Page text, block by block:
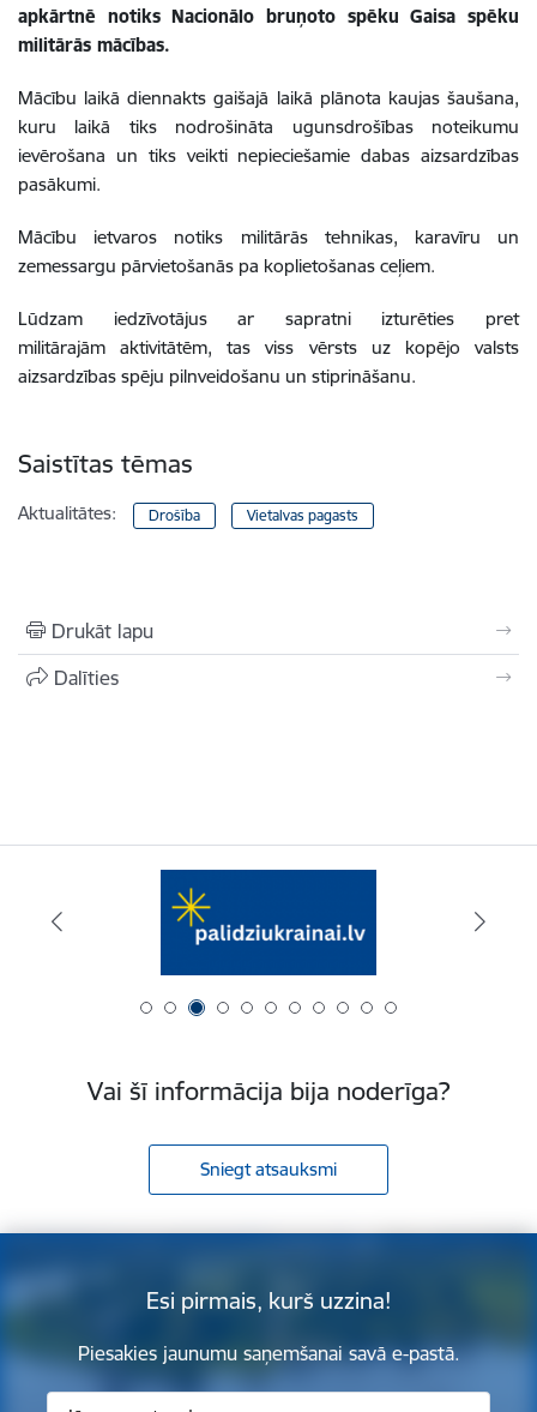
apkārtnē notiks Nacionālo bruņoto spēku Gaisa spēku
militārās mācības.
Mācību laikā diennakts gaišajā laikā plānota kaujas šaušana,
kuru laikā tiks nodrošināta ugunsdrošības noteikumu
ievērošana un tiks veikti nepieciešamie dabas aizsardzības
pasākumi.
Mācību ietvaros notiks militārās tehnikas, karavīru un
zemessargu pārvietošanās pa koplietošanas ceļiem.
Lūdzam iedzīvotājus ar sapratni izturēties pret
militārajām aktivitātēm, tas viss vērsts uz kopējo valsts
aizsardzības spēju pilnveidošanu un stiprināšanu.
Saistītas tēmas
Aktualitātes: Drošība Vietalvas pagasts
Drukāt lapu
Dalīties
Vai šī informācija bija noderīga?
Sniegt atsauksmi
Esi pirmais, kurš uzzina!
Piesakies jaunumu saņemšanai savā e-pastā.